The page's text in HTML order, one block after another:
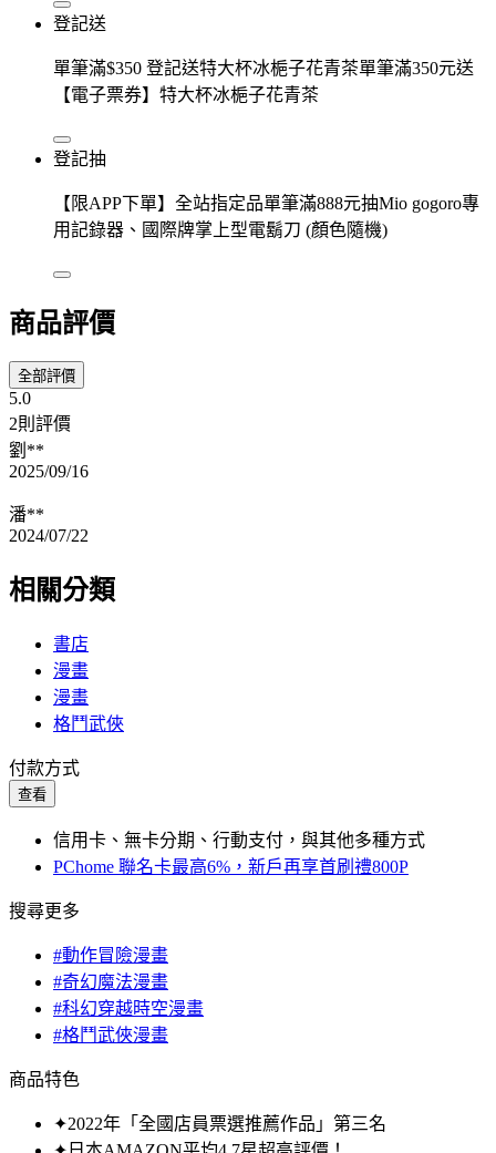
登記送
單筆滿$350 登記送特大杯冰梔子花青茶單筆滿350元送
【電子票券】特大杯冰梔子花青茶
登記抽
【限APP下單】全站指定品單筆滿888元抽Mio gogoro專
用記錄器、國際牌掌上型電鬍刀 (顏色隨機)
商品評價
全部評價
5.0
2則評價
劉**
2025/09/16
潘**
2024/07/22
相關分類
書店
漫畫
漫畫
格鬥武俠
付款方式
查看
信用卡、無卡分期、行動支付，與其他多種方式
PChome 聯名卡最高6%，新戶再享首刷禮800P
搜尋更多
#動作冒險漫畫
#奇幻魔法漫畫
#科幻穿越時空漫畫
#格鬥武俠漫畫
商品特色
✦2022年「全國店員票選推薦作品」第三名